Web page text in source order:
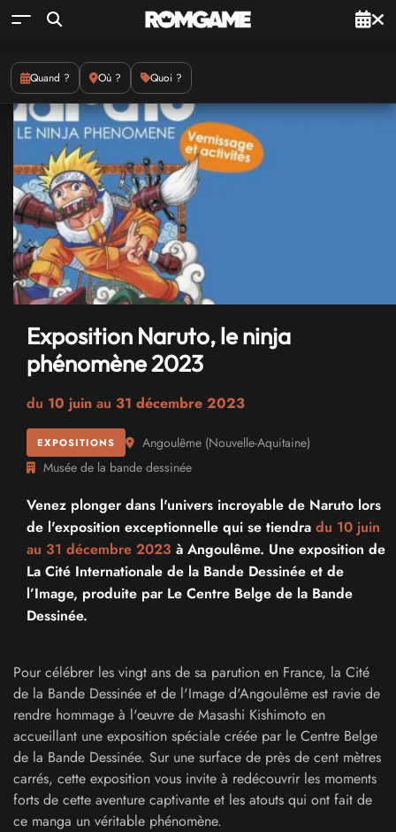
Quand ? Où ? Quoi ?
Exposition Naruto, le ninja
phénomène 2023
du 10 juin au 31 décembre 2023
EXPOSITIONS Angoulême (Nouvelle-Aquitaine)
Musée de la bande dessinée
Venez plonger dans l'univers incroyable de Naruto lors
de l'exposition exceptionnelle qui se tiendra du 10 juin
au 31 décembre 2023 à Angoulême. Une exposition de
La Cité Internationale de la Bande Dessinée et de
l’Image, produite par Le Centre Belge de la Bande
Dessinée.
Pour célébrer les vingt ans de sa parution en France, la Cité
de la Bande Dessinée et de l'Image d'Angoulême est ravie de
rendre hommage à l'œuvre de Masashi Kishimoto en
accueillant une exposition spéciale créée par le Centre Belge
de la Bande Dessinée. Sur une surface de près de cent mètres
carrés, cette exposition vous invite à redécouvrir les moments
forts de cette aventure captivante et les atouts qui ont fait de
ce manga un véritable phénomène.